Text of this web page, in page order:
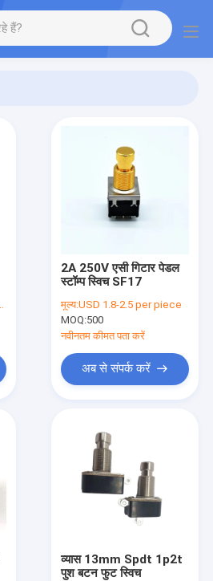
2A 250V एसी गिटार पेडल
स्टॉम्प स्विच SF17
मूल्य:USD 1.8-2.5 per piece
MOQ:500
नवीनतम कीमत पता करें
अब से संपर्क करें
व्यास 13mm Spdt 1p2t
पुश बटन फुट स्विच